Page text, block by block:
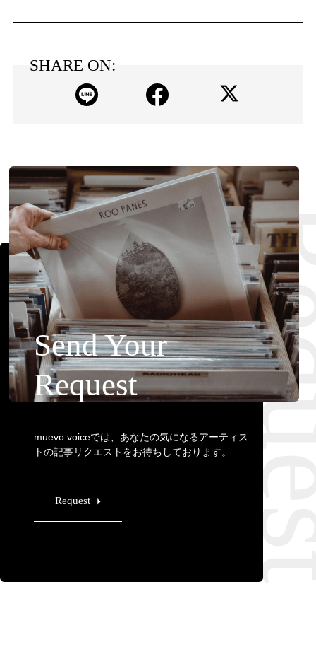
SHARE ON:
Send Your
Request
muevo voiceでは、あなたの気になるアーティス
トの記事リクエストをお待ちしております。
Request